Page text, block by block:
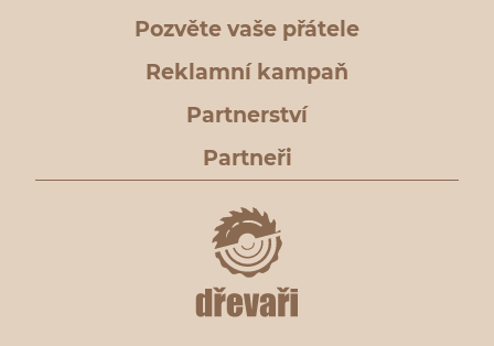
Pozvěte vaše přátele
Reklamní kampaň
Partnerství
Partneři